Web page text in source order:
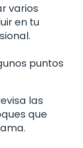
varios
en tu
puntos
las
que